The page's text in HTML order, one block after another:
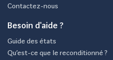
Contactez-nous
Besoin d'aide ?
Guide des états
Qu’est-ce que le reconditionné ?